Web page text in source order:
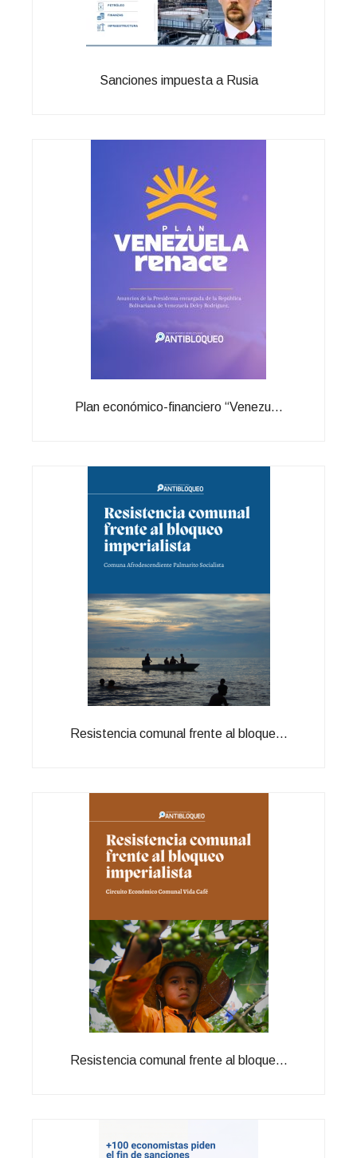
Sanciones impuesta a Rusia
Plan económico-financiero “Venezu...
Resistencia comunal frente al bloque...
Resistencia comunal frente al bloque...